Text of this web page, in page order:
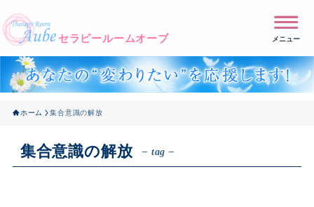
メニュー
ホーム 集合意識の解放
集合意識の解放 – tag –